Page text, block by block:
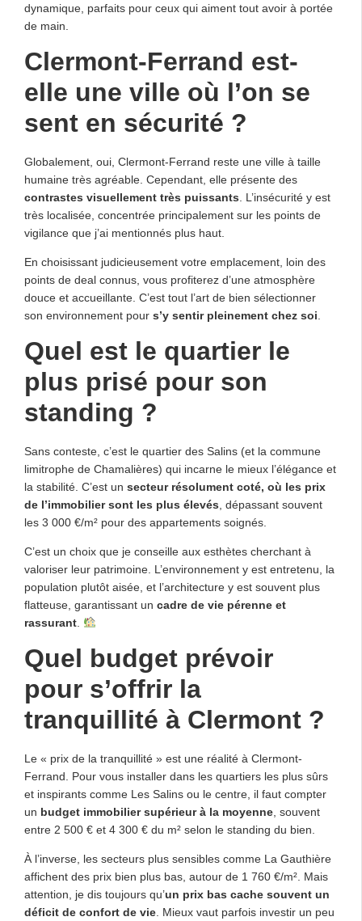
dynamique, parfaits pour ceux qui aiment tout avoir à portée
de main.
Clermont-Ferrand est-
elle une ville où l’on se
sent en sécurité ?
Globalement, oui, Clermont-Ferrand reste une ville à taille
humaine très agréable. Cependant, elle présente des
contrastes visuellement très puissants . L’insécurité y est
très localisée, concentrée principalement sur les points de
vigilance que j’ai mentionnés plus haut.
En choisissant judicieusement votre emplacement, loin des
points de deal connus, vous profiterez d’une atmosphère
douce et accueillante. C’est tout l’art de bien sélectionner
son environnement pour s’y sentir pleinement chez soi
Quel est le quartier le
plus prisé pour son
standing ?
Sans conteste, c’est le quartier des Salins (et la commune
limitrophe de Chamalières) qui incarne le mieux l’élégance et
la stabilité. C’est un secteur résolument coté, où les prix
de l’immobilier sont les plus élevés , dépassant souvent
les 3 000 €/m² pour des appartements soignés.
C’est un choix que je conseille aux esthètes cherchant à
valoriser leur patrimoine. L’environnement y est entretenu, la
population plutôt aisée, et l’architecture y est souvent plus
flatteuse, garantissant un cadre de vie pérenne et
rassurant
Quel budget prévoir
pour s’offrir la
tranquillité à Clermont ?
Le « prix de la tranquillité » est une réalité à Clermont-
Ferrand. Pour vous installer dans les quartiers les plus sûrs
et inspirants comme Les Salins ou le centre, il faut compter
un budget immobilier supérieur à la moyenne , souvent
entre 2 500 € et 4 300 € du m² selon le standing du bien.
À l’inverse, les secteurs plus sensibles comme La Gauthière
affichent des prix bien plus bas, autour de 1 760 €/m². Mais
attention, je dis toujours qu’un prix bas cache souvent un
déficit de confort de vie . Mieux vaut parfois investir un peu